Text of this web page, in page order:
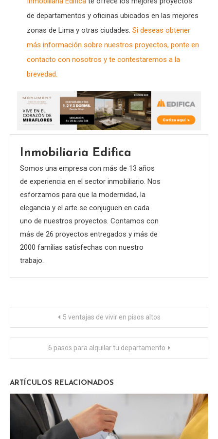
de departamentos y oficinas ubicados en las mejores
zonas de Lima y otras ciudades. Si deseas obtener
más información sobre nuestros proyectos, ponte en
contacto con nosotros y te contestaremos a la
brevedad.
Inmobiliaria Edifica
Somos una empresa con más de 13 años
de experiencia en el sector inmobiliario. Nos
esforzamos para que la modernidad, la
elegancia y el arte se conjuguen en cada
uno de nuestros proyectos. Contamos con
más de 26 proyectos entregados y más de
2000 familias satisfechas con nuestro
trabajo.
Navegación
de
entradas
5 ventajas de vivir en pisos altos
6 pasos para alquilar tu departamento
ARTÍCULOS RELACIONADOS